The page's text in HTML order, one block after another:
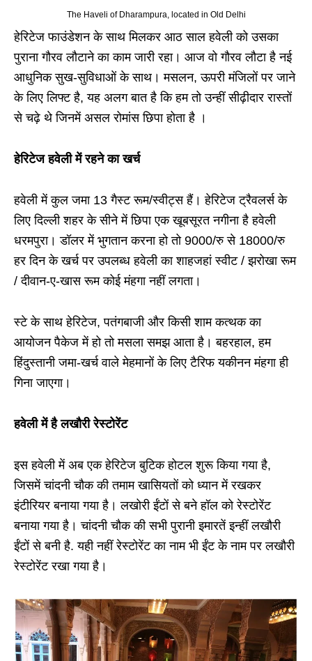
The Haveli of Dharampura, located in Old Delhi
हेरिटेज फाउंडेशन के साथ मिलकर आठ साल हवेली को उसका
पुराना गौरव लौटाने का काम जारी रहा। आज वो गौरव लौटा है नई
आधुनिक सुख-सुविधाओं के साथ। मसलन, ऊपरी मंजिलों पर जाने
के लिए लिफ्ट है, यह अलग बात है कि हम तो उन्हीं सीढ़ीदार रास्तों
से चढ़े थे जिनमें असल रोमांस छिपा होता है ।
हेरिटेज हवेली में रहने का खर्च
हवेली में कुल जमा 13 गैस्ट रूम/स्वीट्स हैं। हेरिटेज ट्रैवलर्स के
लिए दिल्ली शहर के सीने में छिपा एक खूबसूरत नगीना है हवेली
धरमपुरा। डॉलर में भुगतान करना हो तो 9000/रु से 18000/रु
हर दिन के खर्च पर उपलब्ध हवेली का शाहजहां स्वीट / झरोखा रूम
/ दीवान-ए-खास रूम कोई मंहगा नहीं लगता।
स्टे के साथ हेरिटेज, पतंगबाजी और किसी शाम कत्थक का
आयोजन पैकेज में हो तो मसला समझ आता है। बहरहाल, हम
हिंदुस्तानी जमा-खर्च वाले मेहमानों के लिए टैरिफ यकीनन मंहगा ही
गिना जाएगा।
हवेली में है लखौरी रेस्टोरेंट
इस हवेली में अब एक हेरिटेज बुटिक होटल शुरू किया गया है,
जिसमें चांदनी चौक की तमाम खासियतों को ध्यान में रखकर
इंटीरियर बनाया गया है। लखोरी ईंटों से बने हॉल को रेस्टोरेंट
बनाया गया है। चांदनी चौक की सभी पुरानी इमारतें इन्हीं लखौरी
ईंटों से बनी है. यही नहीं रेस्टोरेंट का नाम भी ईंट के नाम पर लखौरी
रेस्टोरेंट रखा गया है।